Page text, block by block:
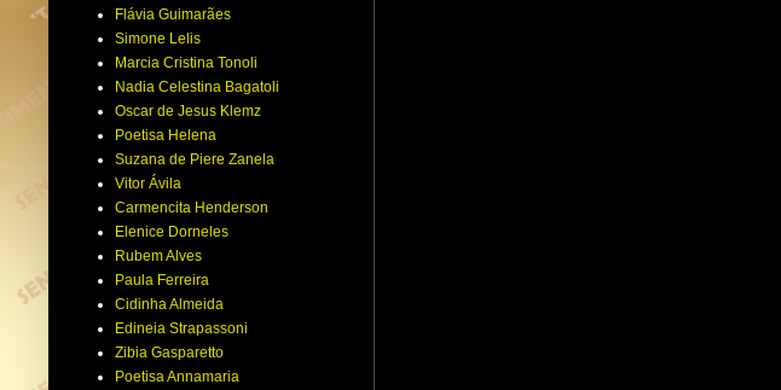
Flávia Guimarães
Simone Lelis
Marcia Cristina Tonoli
Nadia Celestina Bagatoli
Oscar de Jesus Klemz
Poetisa Helena
Suzana de Piere Zanela
Vitor Ávila
Carmencita Henderson
Elenice Dorneles
Rubem Alves
Paula Ferreira
Cidinha Almeida
Edineia Strapassoni
Zibia Gasparetto
Poetisa Annamaria